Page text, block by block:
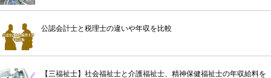
公認会計士と税理士の違いや年収を比較
【三福祉士】社会福祉士と介護福祉士、精神保健福祉士の年収給料を